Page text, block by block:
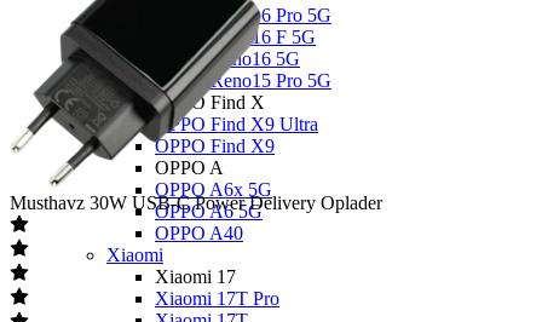
OPPO Reno16 Pro 5G
OPPO Reno16 F 5G
OPPO Reno16 5G
OPPO Reno15 Pro 5G
OPPO Find X
OPPO Find X9 Ultra
OPPO Find X9
OPPO A
OPPO A6x 5G
OPPO A6 5G
OPPO A40
Xiaomi
Xiaomi 17
Xiaomi 17T Pro
Musthavz 30W USB-C Power Delivery Oplader